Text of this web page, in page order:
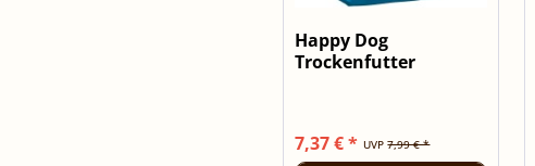
Happy Dog
Trockenfutter
UVP7,99 € *
7,37 € *